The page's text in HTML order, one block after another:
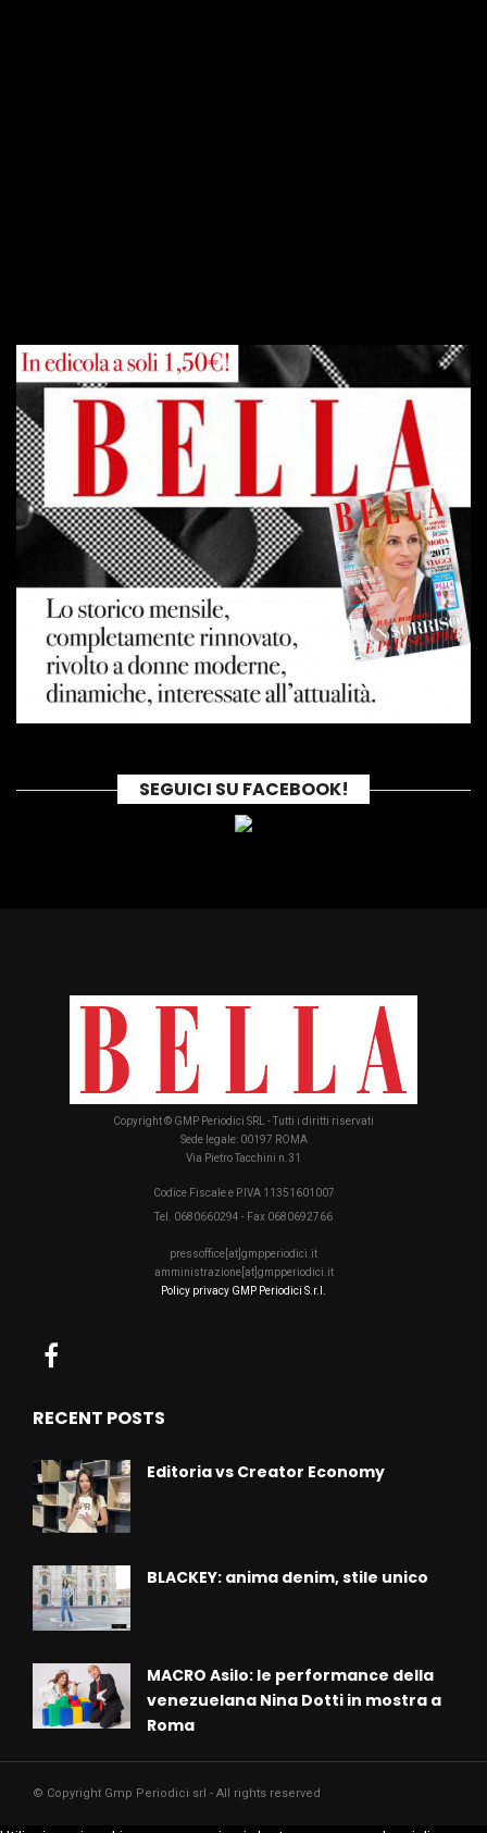
SEGUICI SU FACEBOOK!
Copyright © GMP Periodici SRL - Tutti i diritti riservati
Sede legale: 00197 ROMA
Via Pietro Tacchini n.31
Codice Fiscale e P.IVA 11351601007
Tel. 0680660294 - Fax 0680692766
pressoffice[at]gmpperiodici.it
amministrazione[at]gmpperiodici.it
Policy privacy GMP Periodici S.r.l.
RECENT POSTS
Editoria vs Creator Economy
BLACKEY: anima denim, stile unico
MACRO Asilo: le performance della
venezuelana Nina Dotti in mostra a
Roma
© Copyright Gmp Periodici srl - All rights reserved